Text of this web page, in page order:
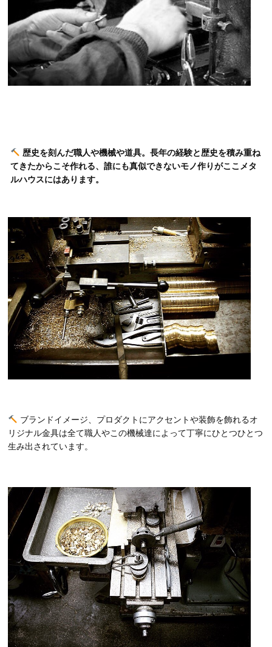
歴史を刻んだ職人や機械や道具。長年の経験と歴史を積み重ね
てきたからこそ作れる、誰にも真似できないモノ作りがここメタ
ルハウスにはあります。
ブランドイメージ、プロダクトにアクセントや装飾を飾れるオ
リジナル金具は全て職人やこの機械達によって丁寧にひとつひとつ
生み出されています。